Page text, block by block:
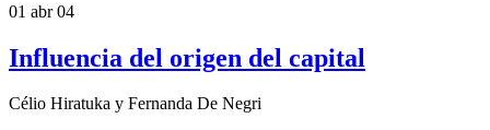
01 abr 04
Influencia del origen del capital
Célio Hiratuka y Fernanda De Negri